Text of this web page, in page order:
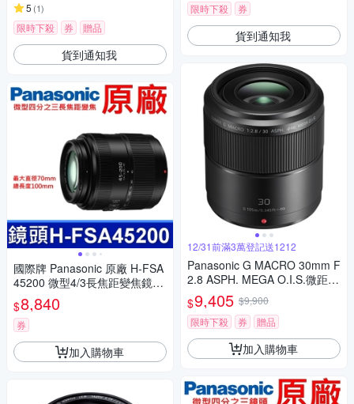
5 (1)
限時下殺 券 贈品
貨到通知我
國際牌 Panasonic 原廠 H-FSA
45200 微型4/3長焦距變焦鏡頭
LUMIX G X VARIO 45-200mm
單眼鏡頭 相機
$8,840
券
加入購物車
限時下殺
券
貨到通知我
12/31前滿3萬登記送1212
Panasonic G MACRO 30mm F
2.8 ASPH. MEGA O.I.S.微距鏡
頭 公司貨
$9,405 $9,900
限時下殺
券 贈品
加入購物車